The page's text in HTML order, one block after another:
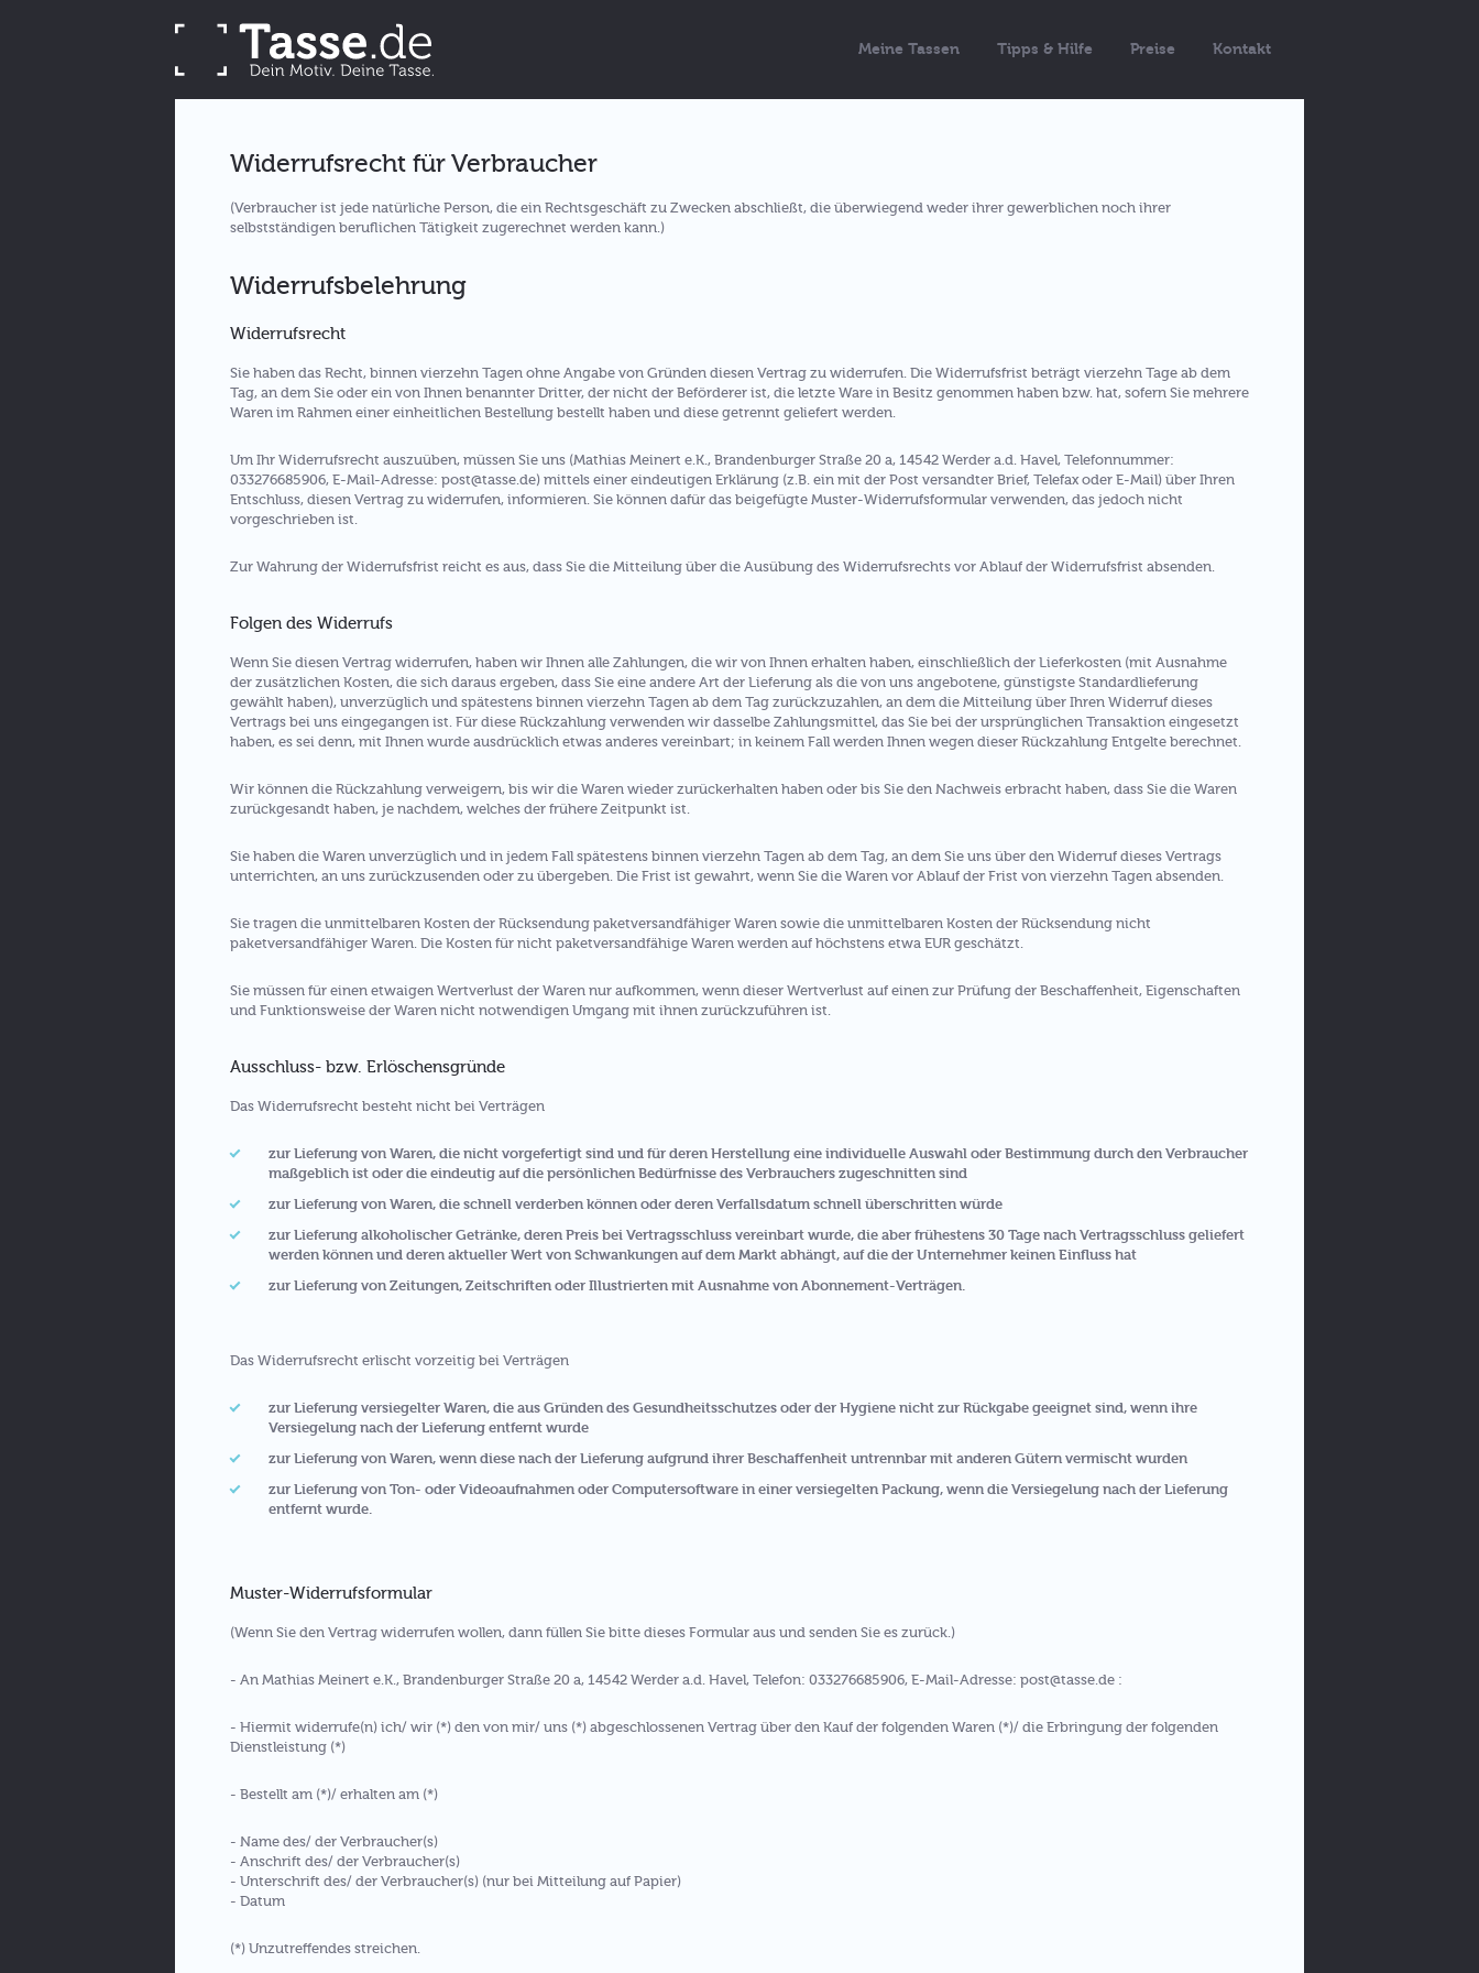
Meine Tassen Tipps & Hilfe Preise Kontakt
Widerrufsrecht für Verbraucher
(Verbraucher ist jede natürliche Person, die ein Rechtsgeschäft zu Zwecken abschließt, die überwiegend weder ihrer gewerblichen noch ihrer
selbstständigen beruflichen Tätigkeit zugerechnet werden kann.)
Widerrufsbelehrung
Widerrufsrecht
Sie haben das Recht, binnen vierzehn Tagen ohne Angabe von Gründen diesen Vertrag zu widerrufen. Die Widerrufsfrist beträgt vierzehn Tage ab dem
Tag, an dem Sie oder ein von Ihnen benannter Dritter, der nicht der Beförderer ist, die letzte Ware in Besitz genommen haben bzw. hat, sofern Sie mehrere
Waren im Rahmen einer einheitlichen Bestellung bestellt haben und diese getrennt geliefert werden.
Um Ihr Widerrufsrecht auszuüben, müssen Sie uns (Mathias Meinert e.K., Brandenburger Straße 20 a, 14542 Werder a.d. Havel, Telefonnummer:
033276685906, E-Mail-Adresse: post@tasse.de) mittels einer eindeutigen Erklärung (z.B. ein mit der Post versandter Brief, Telefax oder E-Mail) über Ihren
Entschluss, diesen Vertrag zu widerrufen, informieren. Sie können dafür das beigefügte Muster-Widerrufsformular verwenden, das jedoch nicht
vorgeschrieben ist.
Zur Wahrung der Widerrufsfrist reicht es aus, dass Sie die Mitteilung über die Ausübung des Widerrufsrechts vor Ablauf der Widerrufsfrist absenden.
Folgen des Widerrufs
Wenn Sie diesen Vertrag widerrufen, haben wir Ihnen alle Zahlungen, die wir von Ihnen erhalten haben, einschließlich der Lieferkosten (mit Ausnahme
der zusätzlichen Kosten, die sich daraus ergeben, dass Sie eine andere Art der Lieferung als die von uns angebotene, günstigste Standardlieferung
gewählt haben), unverzüglich und spätestens binnen vierzehn Tagen ab dem Tag zurückzuzahlen, an dem die Mitteilung über Ihren Widerruf dieses
Vertrags bei uns eingegangen ist. Für diese Rückzahlung verwenden wir dasselbe Zahlungsmittel, das Sie bei der ursprünglichen Transaktion eingesetzt
haben, es sei denn, mit Ihnen wurde ausdrücklich etwas anderes vereinbart; in keinem Fall werden Ihnen wegen dieser Rückzahlung Entgelte berechnet.
Wir können die Rückzahlung verweigern, bis wir die Waren wieder zurückerhalten haben oder bis Sie den Nachweis erbracht haben, dass Sie die Waren
zurückgesandt haben, je nachdem, welches der frühere Zeitpunkt ist.
Sie haben die Waren unverzüglich und in jedem Fall spätestens binnen vierzehn Tagen ab dem Tag, an dem Sie uns über den Widerruf dieses Vertrags
unterrichten, an uns zurückzusenden oder zu übergeben. Die Frist ist gewahrt, wenn Sie die Waren vor Ablauf der Frist von vierzehn Tagen absenden.
Sie tragen die unmittelbaren Kosten der Rücksendung paketversandfähiger Waren sowie die unmittelbaren Kosten der Rücksendung nicht
paketversandfähiger Waren. Die Kosten für nicht paketversandfähige Waren werden auf höchstens etwa EUR geschätzt.
Sie müssen für einen etwaigen Wertverlust der Waren nur aufkommen, wenn dieser Wertverlust auf einen zur Prüfung der Beschaffenheit, Eigenschaften
und Funktionsweise der Waren nicht notwendigen Umgang mit ihnen zurückzuführen ist.
Ausschluss- bzw. Erlöschensgründe
Das Widerrufsrecht besteht nicht bei Verträgen
zur Lieferung von Waren, die nicht vorgefertigt sind und für deren Herstellung eine individuelle Auswahl oder Bestimmung durch den Verbraucher
maßgeblich ist oder die eindeutig auf die persönlichen Bedürfnisse des Verbrauchers zugeschnitten sind
zur Lieferung von Waren, die schnell verderben können oder deren Verfallsdatum schnell überschritten würde
zur Lieferung alkoholischer Getränke, deren Preis bei Vertragsschluss vereinbart wurde, die aber frühestens 30 Tage nach Vertragsschluss geliefert
werden können und deren aktueller Wert von Schwankungen auf dem Markt abhängt, auf die der Unternehmer keinen Einfluss hat
zur Lieferung von Zeitungen, Zeitschriften oder Illustrierten mit Ausnahme von Abonnement-Verträgen.
Das Widerrufsrecht erlischt vorzeitig bei Verträgen
zur Lieferung versiegelter Waren, die aus Gründen des Gesundheitsschutzes oder der Hygiene nicht zur Rückgabe geeignet sind, wenn ihre
Versiegelung nach der Lieferung entfernt wurde
zur Lieferung von Waren, wenn diese nach der Lieferung aufgrund ihrer Beschaffenheit untrennbar mit anderen Gütern vermischt wurden
zur Lieferung von Ton- oder Videoaufnahmen oder Computersoftware in einer versiegelten Packung, wenn die Versiegelung nach der Lieferung
entfernt wurde.
Muster-Widerrufsformular
(Wenn Sie den Vertrag widerrufen wollen, dann füllen Sie bitte dieses Formular aus und senden Sie es zurück.)
- An Mathias Meinert e.K., Brandenburger Straße 20 a, 14542 Werder a.d. Havel, Telefon: 033276685906, E-Mail-Adresse: post@tasse.de :
- Hiermit widerrufe(n) ich/ wir (*) den von mir/ uns (*) abgeschlossenen Vertrag über den Kauf der folgenden Waren (*)/ die Erbringung der folgenden
Dienstleistung (*)
- Bestellt am (*)/ erhalten am (*)
- Name des/ der Verbraucher(s)
- Anschrift des/ der Verbraucher(s)
- Unterschrift des/ der Verbraucher(s) (nur bei Mitteilung auf Papier)
- Datum
(*) Unzutreffendes streichen.